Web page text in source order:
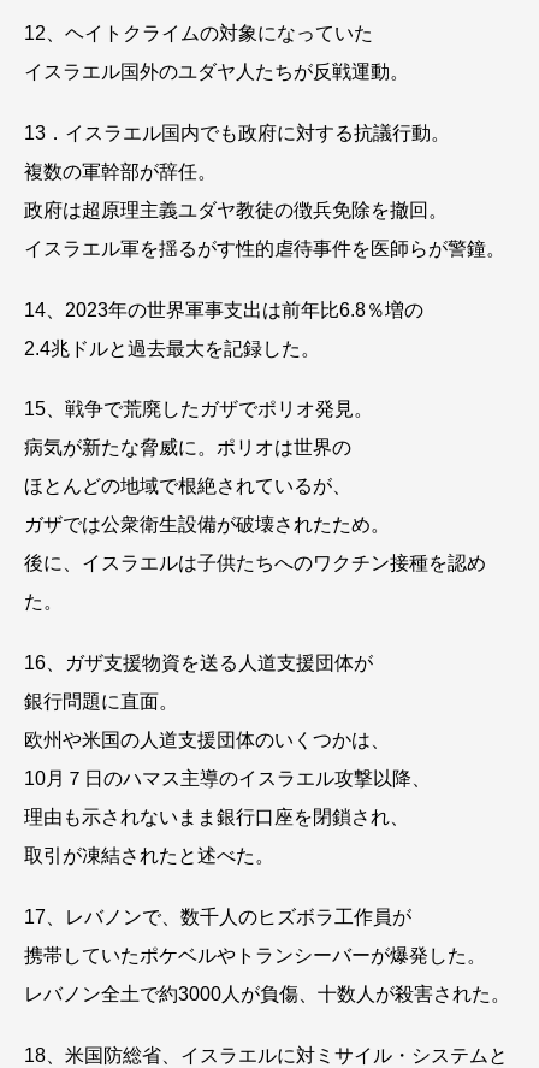
12、ヘイトクライムの対象になっていた
イスラエル国外のユダヤ人たちが反戦運動。
13．イスラエル国内でも政府に対する抗議行動。
複数の軍幹部が辞任。
政府は超原理主義ユダヤ教徒の徴兵免除を撤回。
イスラエル軍を揺るがす性的虐待事件を医師らが警鐘。
14、2023年の世界軍事支出は前年比6.8％増の
2.4兆ドルと過去最大を記録した。
15、戦争で荒廃したガザでポリオ発見。
病気が新たな脅威に。ポリオは世界の
ほとんどの地域で根絶されているが、
ガザでは公衆衛生設備が破壊されたため。
後に、イスラエルは子供たちへのワクチン接種を認め
た。
16、ガザ支援物資を送る人道支援団体が
銀行問題に直面。
欧州や米国の人道支援団体のいくつかは、
10月７日のハマス主導のイスラエル攻撃以降、
理由も示されないまま銀行口座を閉鎖され、
取引が凍結されたと述べた。
17、レバノンで、数千人のヒズボラ工作員が
携帯していたポケベルやトランシーバーが爆発した。
レバノン全土で約3000人が負傷、十数人が殺害された。
18、米国防総省、イスラエルに対ミサイル・システムと